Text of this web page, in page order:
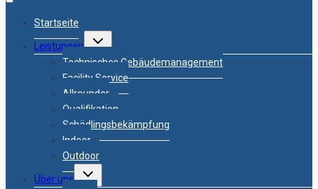
Startseite
Leistungen
Untermenü
umschalten
Technisches Gebäudemanagement
Facility Service
Allrounder
Qualifikation
Schädlingsbekämpfung
Indoor
Outdoor
Über uns
Untermenü
umschalten